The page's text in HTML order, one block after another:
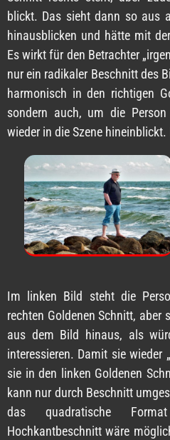
blickt. Das sieht dann so aus
hinausblicken und hätte mit
Es wirkt für den Betrachter
nur ein radikaler Beschnitt des
harmonisch in den richtigen
sondern auch, um die
wieder in die Szene
Im linken Bild steht die
rechten Goldenen Schnitt,
aus dem Bild hinaus, als
interessieren. Damit sie wieder
sie in den linken Goldenen
kann nur durch Beschnitt
das quadratische
Hochkantbeschnitt wäre